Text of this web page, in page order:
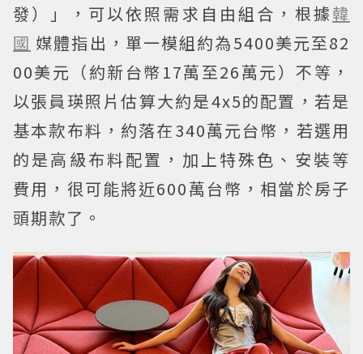
發）」，可以依照需求自由組合，根據韓
國 媒體指出，單一模組約為5400美元至82
00美元（約新台幣17萬至26萬元）不等，
以張員瑛照片估算大約是4x5的配置，若是
基本款布料，約落在340萬元台幣，若選用
的是高級布料配置，加上特殊色、安裝等
費用，很可能將近600萬台幣，相當於房子
頭期款了。